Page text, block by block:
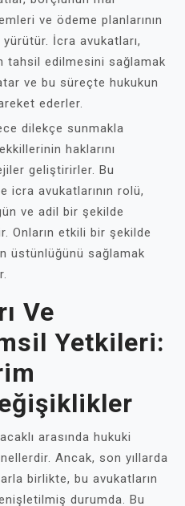
ve ödeme planlarının
İcra avukatları,
tahsil edilmesini sağlamak
ve bu süreçte hukukun
ederler.
dilekçe sunmakla
haklarını
geliştirirler. Bu
icra avukatlarının rolü,
ve adil bir şekilde
Onların etkili bir şekilde
üstünlüğünü sağlamak
Ve
Yetkileri:
arasında hukuki
Ancak, son yıllarda
birlikte, bu avukatların
durumda. Bu